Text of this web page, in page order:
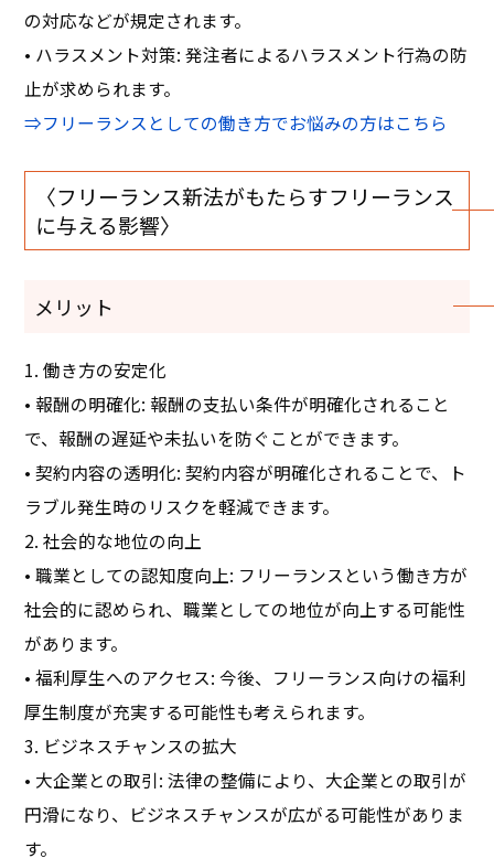
の対応などが規定されます。
• ハラスメント対策: 発注者によるハラスメント行為の防
止が求められます。
⇒フリーランスとしての働き方でお悩みの方はこちら
〈フリーランス新法がもたらすフリーランス
に与える影響〉
メリット
1. 働き方の安定化
• 報酬の明確化: 報酬の支払い条件が明確化されること
で、報酬の遅延や未払いを防ぐことができます。
• 契約内容の透明化: 契約内容が明確化されることで、ト
ラブル発生時のリスクを軽減できます。
2. 社会的な地位の向上
• 職業としての認知度向上: フリーランスという働き方が
社会的に認められ、職業としての地位が向上する可能性
があります。
• 福利厚生へのアクセス: 今後、フリーランス向けの福利
厚生制度が充実する可能性も考えられます。
3. ビジネスチャンスの拡大
• 大企業との取引: 法律の整備により、大企業との取引が
円滑になり、ビジネスチャンスが広がる可能性がありま
す。